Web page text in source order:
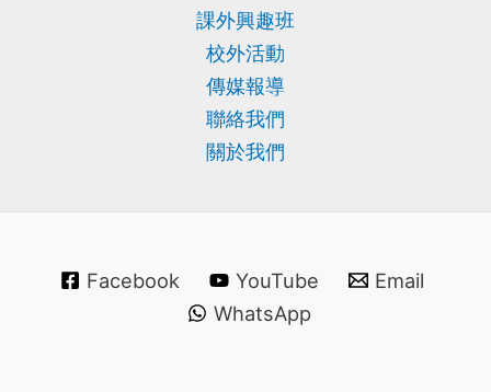
課外興趣班
校外活動
傳媒報導
聯絡我們
關於我們
Facebook YouTube
Email
WhatsApp